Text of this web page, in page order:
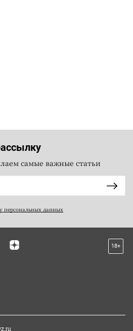
самые важные статьи
персональных данных
18+